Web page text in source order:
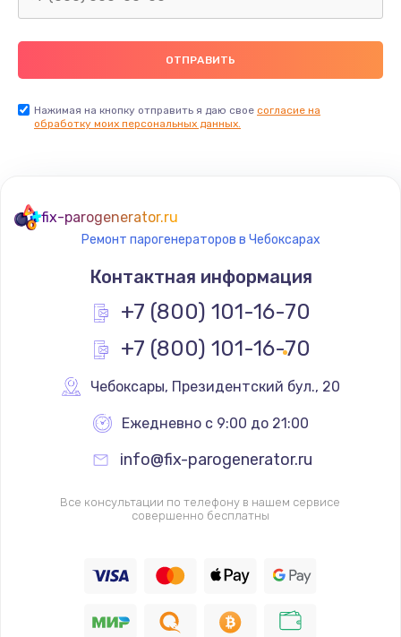
Нажимая на кнопку отправить я даю свое согласие на
обработку моих персональных данных.
fix-parogenerator.ru
Ремонт парогенераторов в Чебоксарах
Контактная информация
+7 (800) 101-16-70
+7 (800) 101-16-70
Чебоксары, Президентский бул., 20
Ежедневно с 9:00 до 21:00
info@fix-parogenerator.ru
Все консультации по телефону в нашем сервисе
совершенно бесплатны